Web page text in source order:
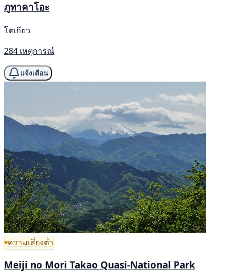
ภูทาคาโอะ
โตเกียว
284 เหตุการณ์
แจ้งเตือน
ความเสี่ยงต่ำ
Meiji no Mori Takao Quasi-National Park